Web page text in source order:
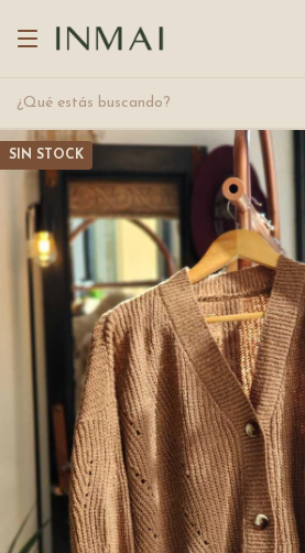
SIN STOCK